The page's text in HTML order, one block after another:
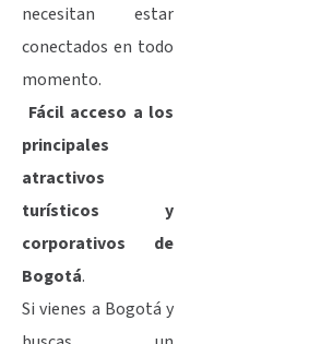
necesitan estar
conectados en todo
momento.
Fácil acceso a los
principales
atractivos
turísticos y
corporativos de
Bogotá.
Si vienes a Bogotá y